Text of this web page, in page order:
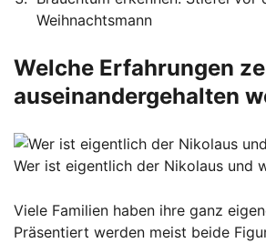
Weihnachtsmann
Welche Erfahrungen
auseinandergehalten
Wer ist eigentlich der Nikolaus und
Viele Familien haben ihre ganz
Präsentiert werden meist beide